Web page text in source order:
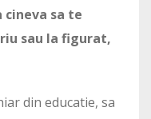
sa te
sau la figurat,
din educatie, sa